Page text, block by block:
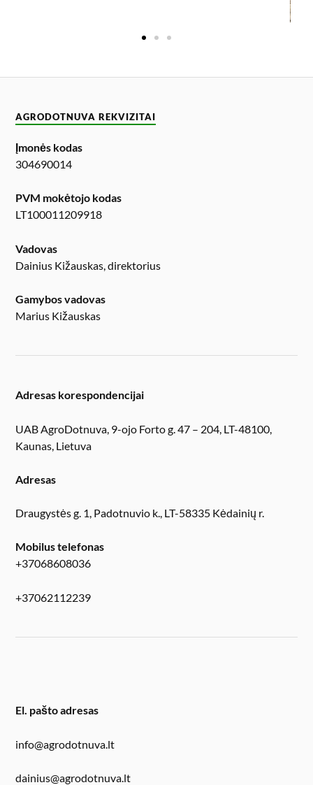
AGRODOTNUVA REKVIZITAI
Įmonės kodas
304690014
PVM mokėtojo kodas
LT100011209918
Vadovas
Dainius Kižauskas, direktorius
Gamybos vadovas
Marius Kižauskas
Adresas korespondencijai
UAB AgroDotnuva, 9-ojo Forto g. 47 – 204, LT-48100,
Kaunas, Lietuva
Adresas
Draugystės g. 1, Padotnuvio k., LT-58335 Kėdainių r.
Mobilus telefonas
+37068608036
+37062112239
El. pašto adresas
info@agrodotnuva.lt
dainius@agrodotnuva.lt